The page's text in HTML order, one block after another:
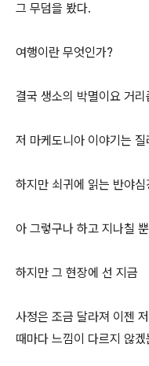
그 무덤을 봤다.
여행이란 무엇인가?
결국 생소의 박멸이요 거
저 마케도니아 이야기는
하지만 쇠귀에 읽는 반야
아 그렇구나 하고 지나칠
하지만 그 현장에 선 지금
사정은 조금 달라져 이젠
때마다 느낌이 다르지 않겠